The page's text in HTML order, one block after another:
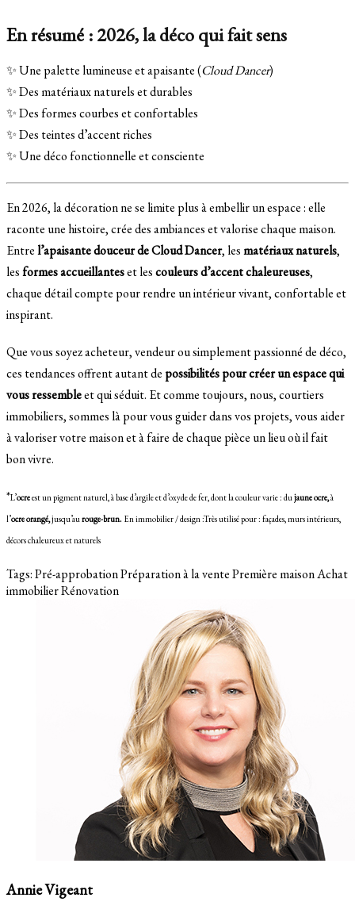
En résumé : 2026, la déco qui fait sens
✨ Une palette lumineuse et apaisante (Cloud Dancer)
✨ Des matériaux naturels et durables
✨ Des formes courbes et confortables
✨ Des teintes d’accent riches
✨ Une déco fonctionnelle et consciente
En 2026, la décoration ne se limite plus à embellir un espace : elle
raconte une histoire, crée des ambiances et valorise chaque maison.
Entrel’apaisante douceur de Cloud Dancer, lesmatériaux naturels,
lesformes accueillanteset lescouleurs d’accent chaleureuses,
chaque détail compte pour rendre un intérieur vivant, confortable et
inspirant.
Que vous soyez acheteur, vendeur ou simplement passionné de déco,
ces tendances offrent autant de possibilités pour créer un espace qui
vous ressembleet qui séduit. Et comme toujours, nous, courtiers
immobiliers, sommes là pour vous guider dans vos projets, vous aider
à valoriser votre maison et à faire de chaque pièce un lieu où il fait
bon vivre.
*L’ocreest un pigment naturel, à base d’argile et d’oxyde de fer, dont la couleur varie : dujaune ocre,à
l’ocre orangé,jusqu’aurouge-brun. En immobilier / design :Très utilisé pour : façades,murs intérieurs,
décors chaleureux et naturels
Tags:Pré-approbationPréparation à la ventePremière maisonAchat
immobilierRénovation
Annie Vigeant